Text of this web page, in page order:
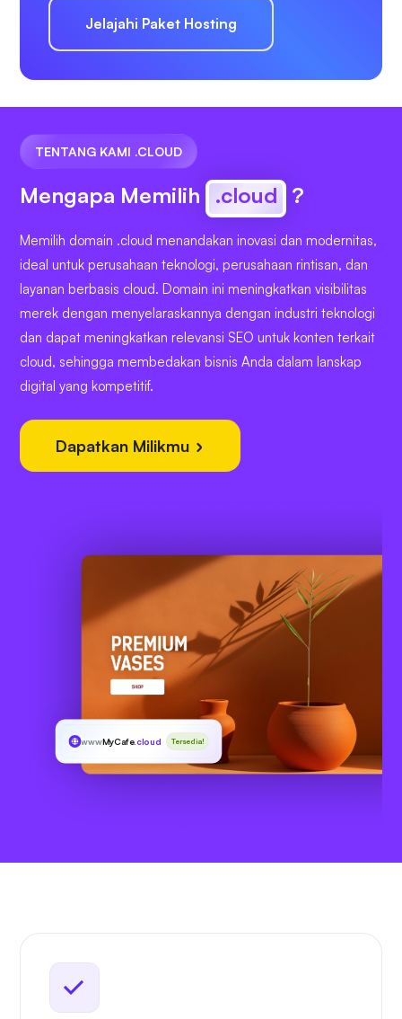
Jelajahi Paket Hosting
TENTANG KAMI .CLOUD
Mengapa Memilih .cloud ?
Memilih domain .cloud menandakan inovasi dan modernitas,
ideal untuk perusahaan teknologi, perusahaan rintisan, dan
layanan berbasis cloud. Domain ini meningkatkan visibilitas
merek dengan menyelaraskannya dengan industri teknologi
dan dapat meningkatkan relevansi SEO untuk konten terkait
cloud, sehingga membedakan bisnis Anda dalam lanskap
digital yang kompetitif.
Dapatkan Milikmu
wwwMyCafe.cloud Tersedia!